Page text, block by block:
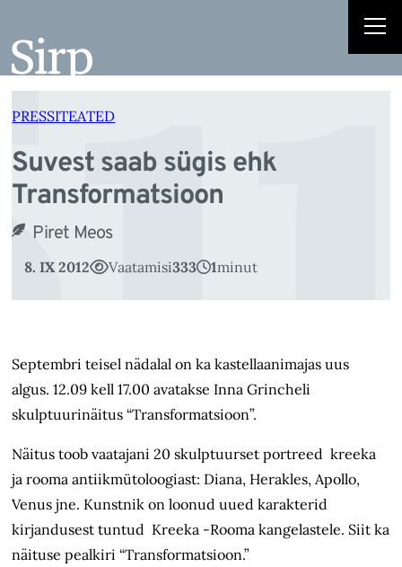
juurde
PRESSITEATED
Suvest saab sügis ehk
Transformatsioon
Piret Meos
8. IX 2012 Vaatamisi333 1minut
Septembri teisel nädalal on ka kastellaanimajas uus
algus. 12.09 kell 17.00 avatakse Inna Grincheli
skulptuurinäitus “Transformatsioon”.
Näitus toob vaatajani 20 skulptuurset portreed kreeka
ja rooma antiikmütoloogiast: Diana, Herakles, Apollo,
Venus jne. Kunstnik on loonud uued karakterid
kirjandusest tuntud Kreeka -Rooma kangelastele. Siit ka
näituse pealkiri “Transformatsioon.”